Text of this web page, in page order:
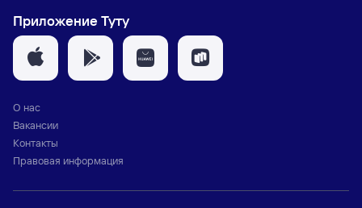
Приложение Туту
О нас
Вакансии
Контакты
Правовая информация